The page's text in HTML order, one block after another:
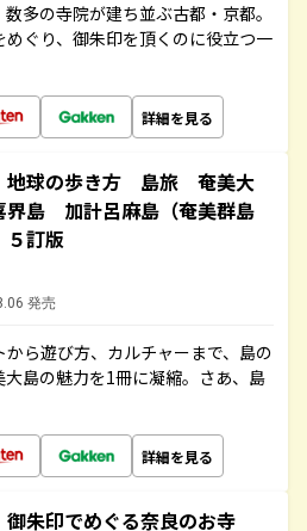
多の寺院が建ち並ぶ古都・京都。
ぐり、御朱印を頂くのに役立つ一
詳細を見る
球の歩き方 島旅 奄美大
島 加計呂麻島（奄美群島
訂版
発売
ら遊び方、カルチャーまで、島の
島の魅力を1冊に凝縮。さあ、島
詳細を見る
朱印でめぐる奈良のお寺